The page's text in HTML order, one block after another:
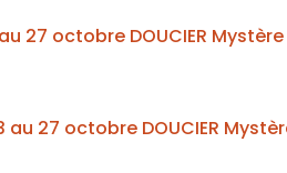
27 octobre DOUCIER
27 octobre DOUCIER